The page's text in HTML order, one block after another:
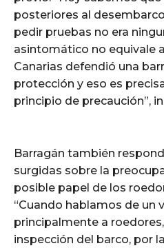
posteriores al
pedir pruebas no era
asintomático no equivale
Canarias defendió una
protección y eso es
principio de precaución”,
Barragán también
surgidas sobre la
posible papel de los
“Cuando hablamos de un
principalmente a
inspección del barco, por